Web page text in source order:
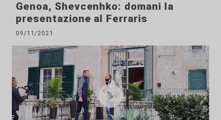
Genoa, Shevcenhko: domani la
presentazione al Ferraris
09/11/2021